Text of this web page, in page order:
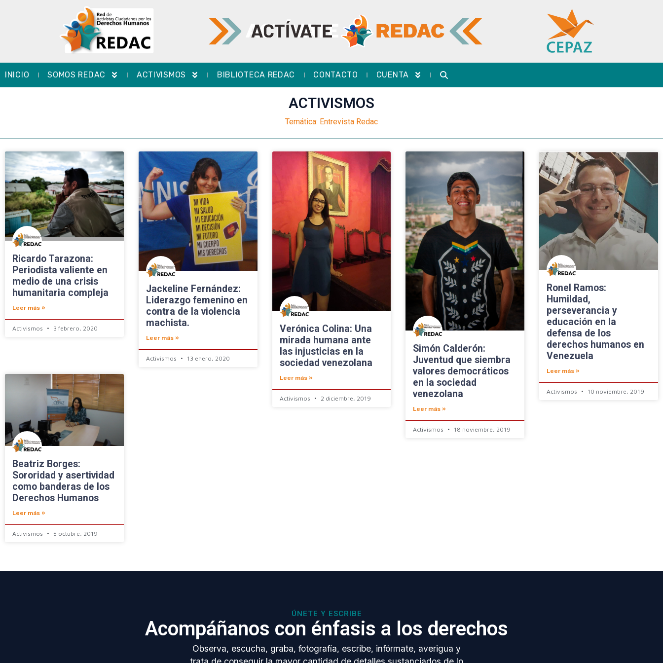
INICIO SOMOS REDAC ACTIVISMOS BIBLIOTECA REDAC CONTACTO CUENTA
ACTIVISMOS
Temática: Entrevista Redac
Ricardo Tarazona:
Periodista valiente en
medio de una crisis
humanitaria compleja
Leer más »
Activismos 3 febrero, 2020
Jackeline Fernández:
Liderazgo femenino en
contra de la violencia
machista.
Leer más »
Activismos 13 enero, 2020
Verónica Colina: Una
mirada humana ante
las injusticias en la
sociedad venezolana
Leer más »
Activismos 2 diciembre, 2019
Simón Calderón:
Juventud que siembra
valores democráticos
en la sociedad
venezolana
Leer más »
Activismos 18 noviembre, 2019
Ronel Ramos:
Humildad,
perseverancia y
educación en la
defensa de los
derechos humanos en
Venezuela
Leer más »
Activismos 10 noviembre, 2019
Beatriz Borges:
Sororidad y asertividad
como banderas de los
Derechos Humanos
Leer más »
Activismos 5 octubre, 2019
ÚNETE Y ESCRIBE
Acompáñanos con énfasis a los derechos
Observa, escucha, graba, fotografía, escribe, infórmate, averigua y